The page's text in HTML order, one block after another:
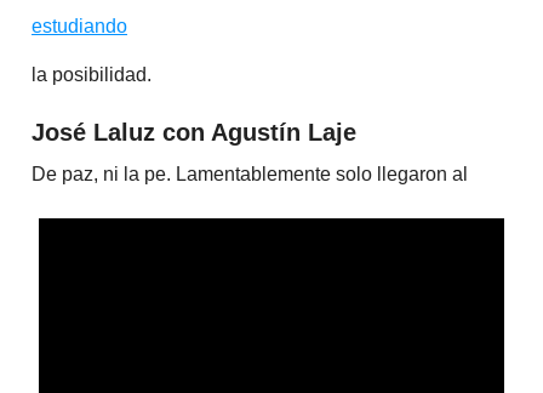
estudiando
la posibilidad.
José Laluz con Agustín Laje
De paz, ni la pe. Lamentablemente solo llegaron al